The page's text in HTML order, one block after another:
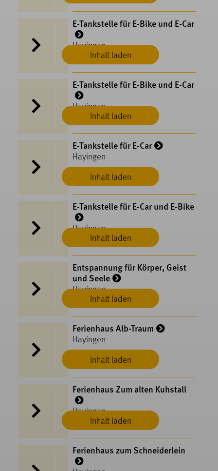
Inhalt laden
E-Tankstelle für E-Bike und E-Car
Hayingen
Inhalt laden
E-Tankstelle für E-Bike und E-Car
Hayingen
Inhalt laden
E-Tankstelle für E-Car
Hayingen
Inhalt laden
E-Tankstelle für E-Car und E-Bike
Hayingen
Inhalt laden
Entspannung für Körper, Geist
und Seele
Hayingen
Inhalt laden
Ferienhaus Alb-Traum
Hayingen
Inhalt laden
Ferienhaus Zum alten Kuhstall
Hayingen
Ferienhaus zum Schneiderlein